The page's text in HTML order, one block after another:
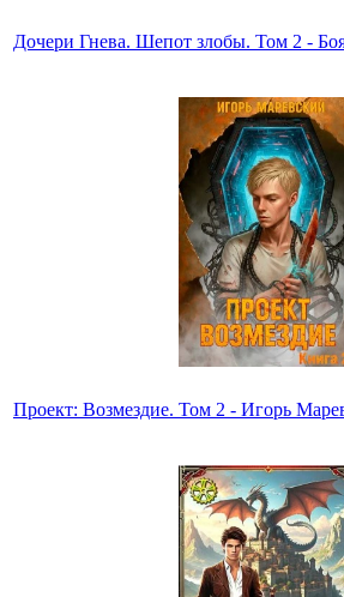
Дочери Гнева. Шепот злобы. Том 2 -
Проект: Возмездие. Том 2 - Игорь